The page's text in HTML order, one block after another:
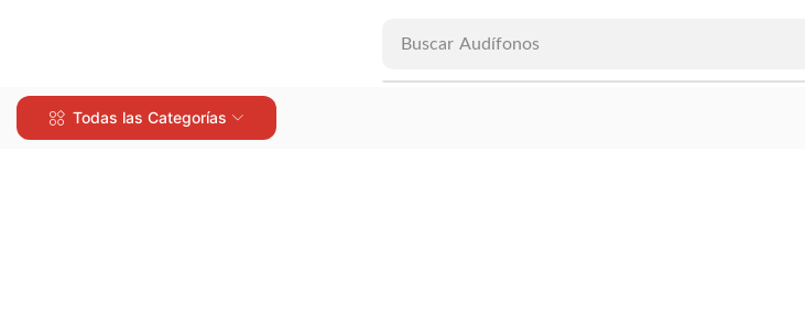
Buscar Audífonos
Todas las Categorías